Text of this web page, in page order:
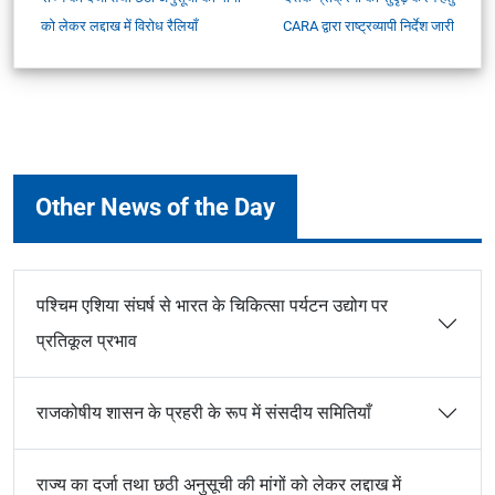
को लेकर लद्दाख में विरोध रैलियाँ
CARA द्वारा राष्ट्रव्यापी निर्देश जारी
Other News of the Day
पश्चिम एशिया संघर्ष से भारत के चिकित्सा पर्यटन उद्योग पर
प्रतिकूल प्रभाव
राजकोषीय शासन के प्रहरी के रूप में संसदीय समितियाँ
राज्य का दर्जा तथा छठी अनुसूची की मांगों को लेकर लद्दाख में